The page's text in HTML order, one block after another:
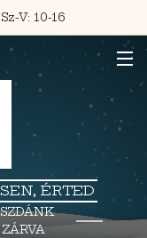
V: 10-16
ÉRTED